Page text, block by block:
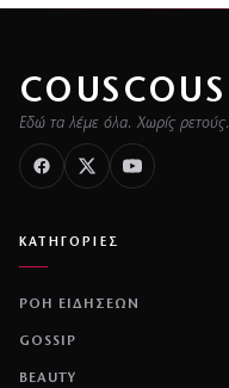
COUSCOUS
Εδώ τα λέμε όλα. Χωρίς ρετούς.
ΚΑΤΗΓΟΡΙΕΣ
ΡΟΗ ΕΙΔΗΣΕΩΝ
GOSSIP
BEAUTY